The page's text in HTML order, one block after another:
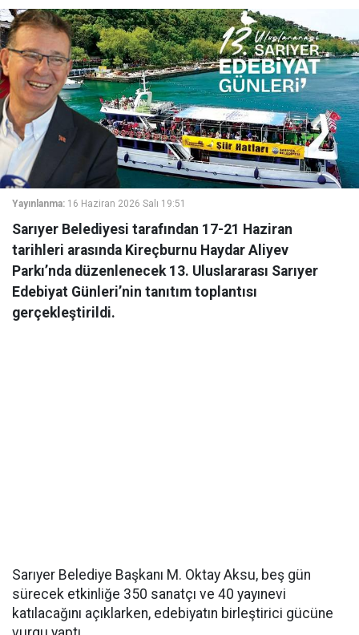
Yayınlanma: 16 Haziran 2026 Salı 19:51
Sarıyer Belediyesi tarafından 17-21 Haziran
tarihleri arasında Kireçburnu Haydar Aliyev
Parkı’nda düzenlenecek 13. Uluslararası Sarıyer
Edebiyat Günleri’nin tanıtım toplantısı
gerçekleştirildi.
Sarıyer Belediye Başkanı M. Oktay Aksu, beş gün
sürecek etkinliğe 350 sanatçı ve 40 yayınevi
katılacağını açıklarken, edebiyatın birleştirici gücüne